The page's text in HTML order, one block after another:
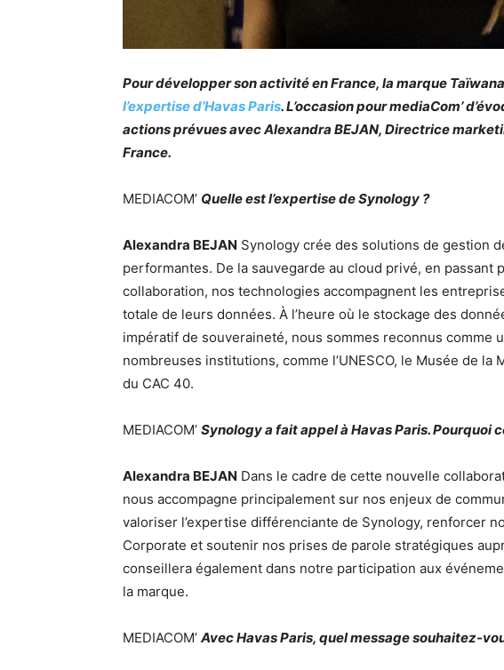
Pour développer son activité en France, la marque
l’expertise d’Havas Paris. L’occasion pour mediaCom’
actions prévues avec Alexandra BEJAN, Directrice
France.
MEDIACOM’ Quelle est l’expertise de Synology ?
Alexandra BEJAN Synology crée des solutions de gestion
performantes. De la sauvegarde au cloud privé, en passant
collaboration, nos technologies accompagnent les
totale de leurs données. À l’heure où le stockage des
impératif de souveraineté, nous sommes reconnus comme
nombreuses institutions, comme l’UNESCO, le Musée de
du CAC 40.
MEDIACOM’ Synology a fait appel à Havas Paris. Pourquoi
Alexandra BEJAN Dans le cadre de cette nouvelle
nous accompagne principalement sur nos enjeux de
valoriser l’expertise différenciante de Synology, renforcer
Corporate et soutenir nos prises de parole stratégiques
conseillera également dans notre participation aux
la marque.
MEDIACOM’ Avec Havas Paris, quel message souhaitez-